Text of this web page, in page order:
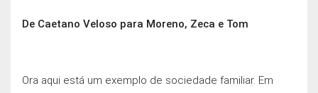
De Caetano Veloso para Moreno, Zeca e Tom
Ora aqui está um exemplo de sociedade familiar. Em